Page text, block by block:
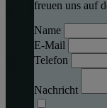
freuen uns auf
Name
E-Mail
Telefon
Nachricht